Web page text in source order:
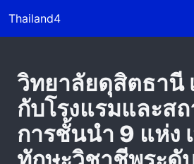
Thailand4
วิทยาลัยดุสิตธานี
กับโรงแรมและส
การชั้นนำ 9 แห่ง